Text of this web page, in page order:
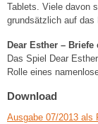
Tablets. Viele davon
grundsätzlich auf das
Dear Esther – Briefe
Das Spiel Dear
Rolle eines
Download
Ausgabe 07/2013 als